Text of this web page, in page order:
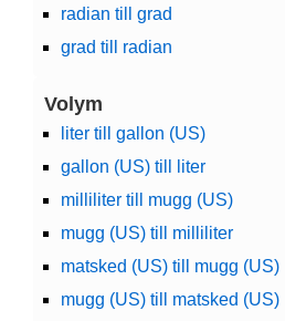
radian till grad
grad till radian
Volym
liter till gallon (US)
gallon (US) till liter
milliliter till mugg (US)
mugg (US) till milliliter
matsked (US) till mugg (US)
mugg (US) till matsked (US)